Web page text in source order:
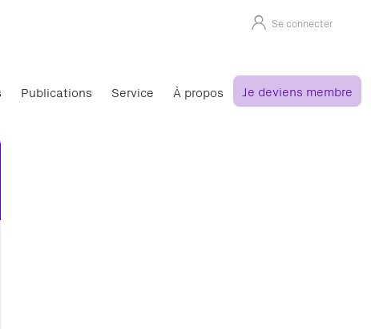
Se connecter
Publications Service À propos Je deviens membre